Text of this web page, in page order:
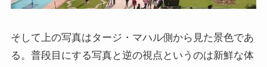
そして上の写真はタージ・マハル側から見た景色であ
る。普段目にする写真と逆の視点というのは新鮮な体